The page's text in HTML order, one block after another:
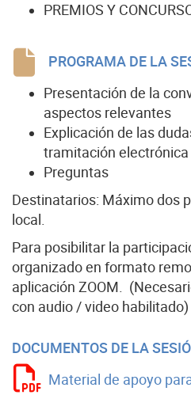
PREMIOS Y
PROGRAMA DE LA
Presentación de la
aspectos relevantes
Explicación de las
tramitación
Preguntas
Destinatarios: Máximo dos
local.
Para posibilitar la
organizado en formato
aplicación ZOOM.
con audio / video habilitado)
DOCUMENTOS DE LA
Material de apoyo